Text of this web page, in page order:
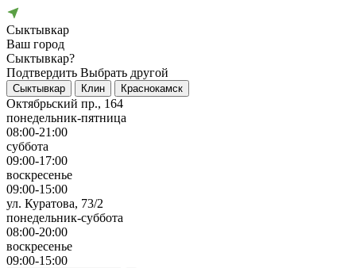
Сыктывкар
Ваш город
Сыктывкар?
Подтвердить Выбрать другой
Сыктывкар Клин Краснокамск
Октябрьский пр., 164
понедельник-пятница
08:00-21:00
суббота
09:00-17:00
воскресенье
09:00-15:00
ул. Куратова, 73/2
понедельник-суббота
08:00-20:00
воскресенье
09:00-15:00